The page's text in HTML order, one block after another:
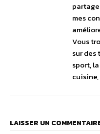
mes
Vous
sur des
sport,
LAISSER UN